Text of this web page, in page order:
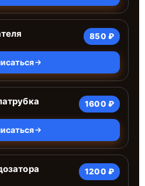
850 ₽
1600 ₽
1200 ₽